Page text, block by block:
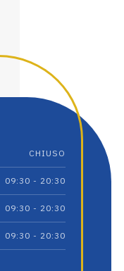
AGGIUNGI AL
92,00
CHIUSO
09:30 - 20:30
09:30 - 20:30
09:30 - 20:30